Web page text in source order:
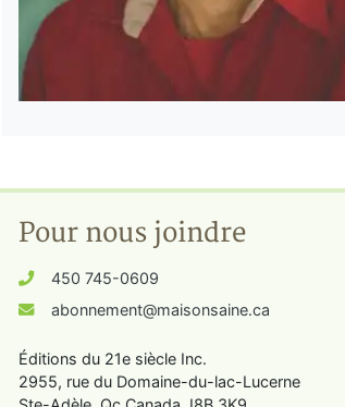
Pour nous joindre
450 745-0609
abonnement@maisonsaine.ca
Éditions du 21e siècle Inc.
2955, rue du Domaine-du-lac-Lucerne